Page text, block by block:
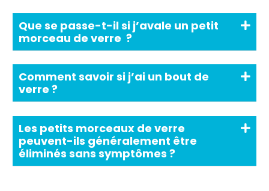
Que se passe-t-il si j’avale un petit
morceau de verre ?
Comment savoir si j’ai un bout de
verre ?
Les petits morceaux de verre
peuvent-ils généralement être
éliminés sans symptômes ?